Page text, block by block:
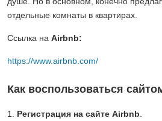
отдельные комнаты в квартирах.
Ссылка на Airbnb:
https://www.airbnb.com/
Как воспользоваться
1. Регистрация на сайте Airbnb